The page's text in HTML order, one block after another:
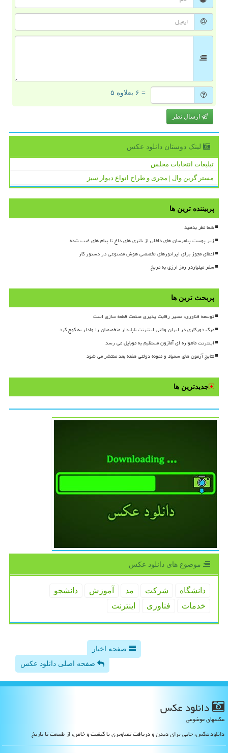
= ۶ بعلاوه ۵
ارسال نظر
لینک دوستان دانلود عكس
تبلیغات انتخابات مجلس
مستر گرین وال | مجری و طراح انواع دیوار سبز
پربیننده ترین ها
شما نظر بدهید
زیر پوست پیامرسان های داخلی از باتری های داغ تا پیام های غیب شده
اعطای مجوز برای اپراتورهای تخصصی هوش مصنوعی در دستور کار
سفر میلیاردر رمز ارزی به مریخ
پربحث ترین ها
توسعه فناوری، مسیر رقابت پذیری صنعت قطعه سازی است
مرگ دورکاری در ایران وقتی اینترنت ناپایدار متخصصان را وادار به کوچ کرد
اینترنت ماهواره ای آمازون مستقیم به موبایل می رسد
نتایج آزمون های سمپاد و نمونه دولتی هفته بعد منتشر می شود
جدیدترین ها
موضوع های دانلود عكس
دانشگاه شركت مد آموزش
دانشجو
خدمات
فناوری اینترنت
صفحه اخبار
صفحه اصلی دانلود عکس
دانلود عكس
عکسهای موضوعی
دانلود عکس، جایی برای دیدن و دریافت تصاویری با کیفیت و خاص، از طبیعت تا تاریخ